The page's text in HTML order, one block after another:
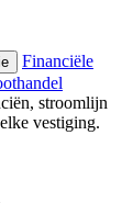
Financiële
stroomlijn
vestiging.